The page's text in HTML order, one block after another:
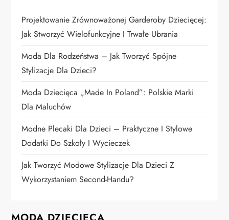
w
p
i
s
u
Projektowanie Zrównoważonej Garderoby Dziecięcej:
Jak Stworzyć Wielofunkcyjne I Trwałe Ubrania
Moda Dla Rodzeństwa – Jak Tworzyć Spójne
Stylizacje Dla Dzieci?
Moda Dziecięca „Made In Poland”: Polskie Marki
Dla Maluchów
Modne Plecaki Dla Dzieci – Praktyczne I Stylowe
Dodatki Do Szkoły I Wycieczek
Jak Tworzyć Modowe Stylizacje Dla Dzieci Z
Wykorzystaniem Second-Handu?